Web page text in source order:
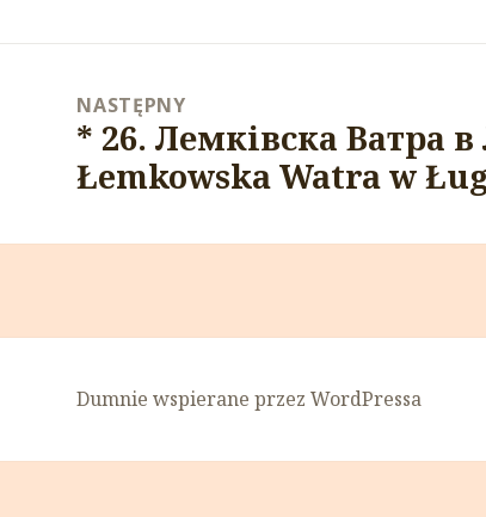
NASTĘPNY
Następny
wpis:
* 26. Лемківска Ватра в
Łemkowska Watra w
Dumnie wspierane przez WordPressa